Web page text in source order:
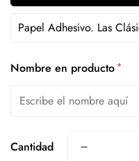
Papel Adhesivo. Las
Nombre en producto *
Cantidad